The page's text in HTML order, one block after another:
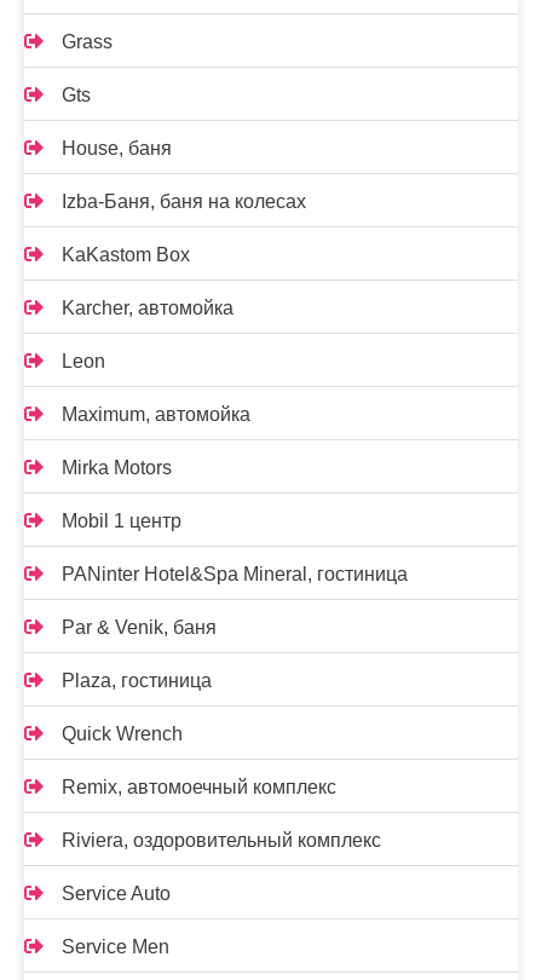
Grass
Gts
House, баня
Izba-Баня, баня на колесах
KaKastom Box
Karcher, автомойка
Leon
Maximum, автомойка
Mirka Motors
Mobil 1 центр
PANinter Hotel&Spa Mineral, гостиница
Par & Venik, баня
Plaza, гостиница
Quick Wrench
Remix, автомоечный комплекс
Riviera, оздоровительный комплекс
Service Auto
Service Men